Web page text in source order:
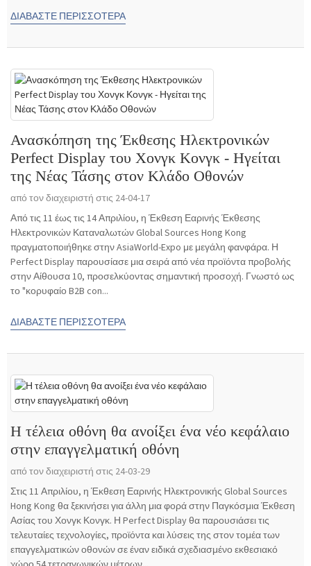
ΔΙΑΒΆΣΤΕ ΠΕΡΙΣΣΌΤΕΡΑ
Ανασκόπηση της Έκθεσης Ηλεκτρονικών
Perfect Display του Χονγκ Κονγκ - Ηγείται
της Νέας Τάσης στον Κλάδο Οθονών
από τον διαχειριστή στις 24-04-17
Από τις 11 έως τις 14 Απριλίου, η Έκθεση Εαρινής Έκθεσης
Ηλεκτρονικών Καταναλωτών Global Sources Hong Kong
πραγματοποιήθηκε στην AsiaWorld-Expo με μεγάλη φανφάρα. Η
Perfect Display παρουσίασε μια σειρά από νέα προϊόντα προβολής
στην Αίθουσα 10, προσελκύοντας σημαντική προσοχή. Γνωστό ως
το "κορυφαίο B2B con...
ΔΙΑΒΆΣΤΕ ΠΕΡΙΣΣΌΤΕΡΑ
Η τέλεια οθόνη θα ανοίξει ένα νέο κεφάλαιο
στην επαγγελματική οθόνη
από τον διαχειριστή στις 24-03-29
Στις 11 Απριλίου, η Έκθεση Εαρινής Ηλεκτρονικής Global Sources
Hong Kong θα ξεκινήσει για άλλη μια φορά στην Παγκόσμια Έκθεση
Ασίας του Χονγκ Κονγκ. Η Perfect Display θα παρουσιάσει τις
τελευταίες τεχνολογίες, προϊόντα και λύσεις της στον τομέα των
επαγγελματικών οθονών σε έναν ειδικά σχεδιασμένο εκθεσιακό